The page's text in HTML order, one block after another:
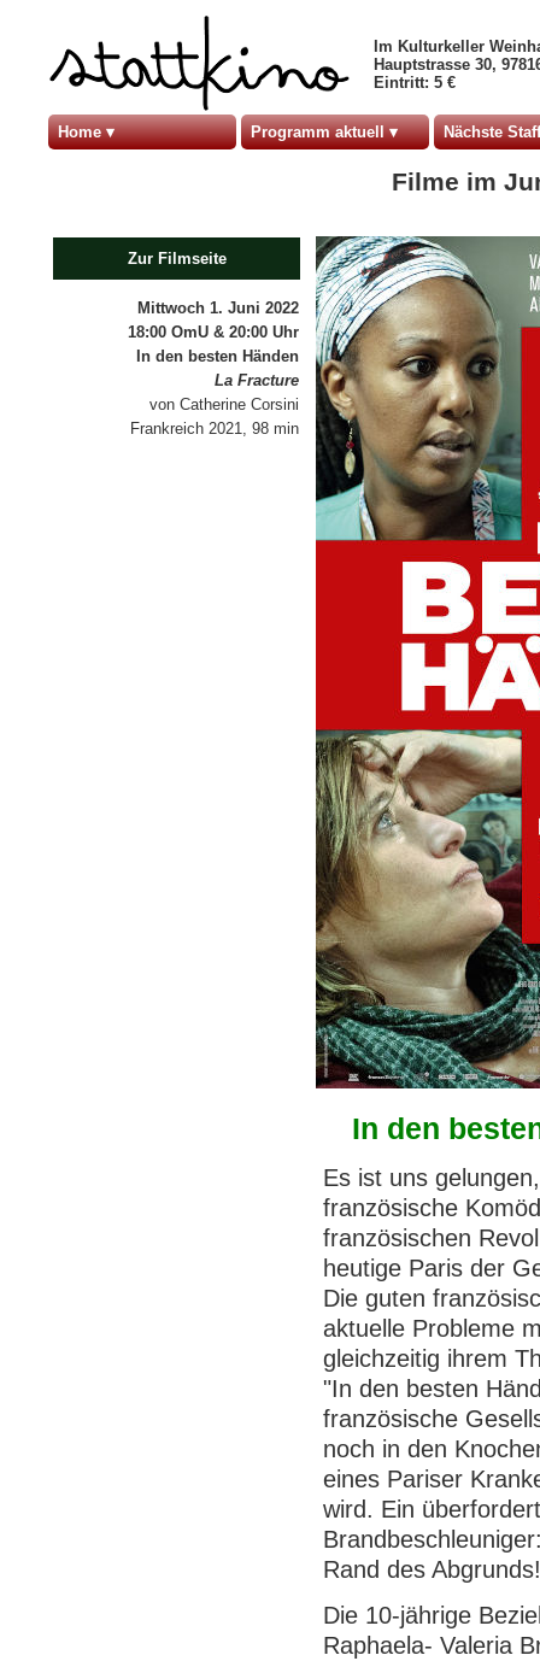
Im Kulturkeller
Hauptstrasse 30,
Eintritt: 5 €
Home Programm aktuell Nächste
Filme im
Zur Filmseite
Mittwoch 1. Juni 2022
18:00 OmU & 20:00 Uhr
In den besten Händen
La Fracture
von Catherine Corsini
Frankreich 2021, 98 min
In den
Es ist uns
französische
französischen
heutige Paris der
Die guten
aktuelle Probleme
gleichzeitig ihrem
"In den besten
französische
noch in den
eines Pariser
wird. Ein
Rand des Abgrunds!
Die 10-jährige
Raphaela- Valeria